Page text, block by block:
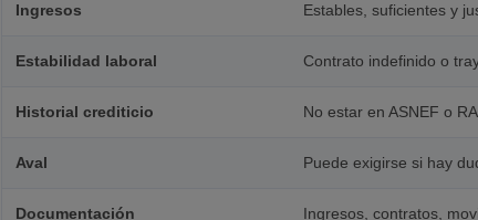
Ingresos Estables, suficientes y
Estabilidad laboral Contrato indefinido o
Historial crediticio No estar en ASNEF o
Aval Puede exigirse si hay
Documentación Ingresos, contratos,